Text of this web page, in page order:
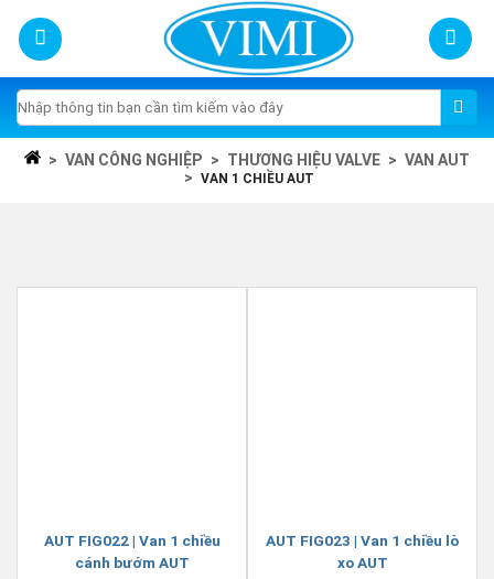
content
Tìm
kiếm:
> VAN CÔNG NGHIỆP > THƯƠNG HIỆU VALVE > VAN AUT
> VAN 1 CHIỀU AUT
AUT FIG022 | Van 1 chiều
cánh bướm AUT
AUT FIG023 | Van 1 chiều lò
xo AUT